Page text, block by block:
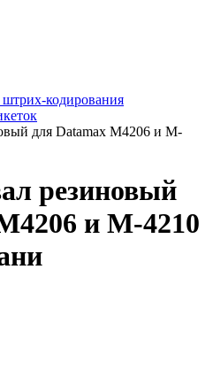
кодирования
для Datamax М4206 и M-
резиновый
и M-4210